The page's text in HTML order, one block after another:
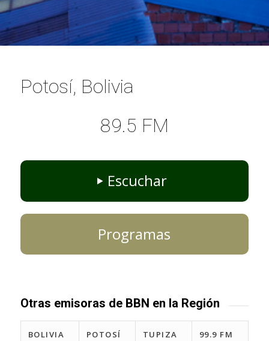
Potosí, Bolivia
89.5 FM
Escuchar
Programas
Otras emisoras de BBN en la Región
BOLIVIA POTOSÍ TUPIZA 99.9 FM